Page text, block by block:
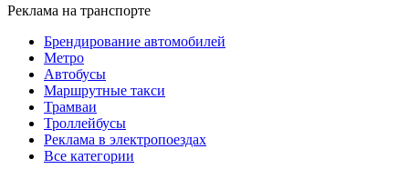
Реклама на транспорте
Брендирование автомобилей
Метро
Автобусы
Маршрутные такси
Трамваи
Троллейбусы
Реклама в электропоездах
Все категории